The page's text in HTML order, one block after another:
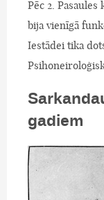
Pēc 2.
bija vienīgā
Iestādei tika
gadiem